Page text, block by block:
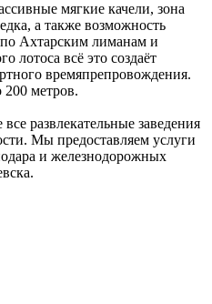
мягкие качели, зона
а также возможность
Ахтарским лиманам и
лотоса всё это создаёт
времяпрепровождения.
200 метров.
развлекательные заведения
Мы предоставляем услуги
и железнодорожных